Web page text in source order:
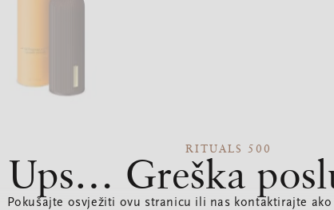
RITUALS 500
Ups… Greška
Pokušajte osvježiti ovu stranicu ili nas kontaktirajte